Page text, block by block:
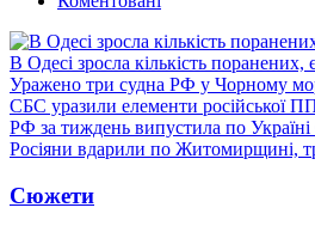
В Одесі зросла кількість поранених,
Уражено три судна РФ у Чорному
СБС уразили елементи російської
РФ за тиждень випустила по Україні
Росіяни вдарили по Житомирщині,
Сюжети